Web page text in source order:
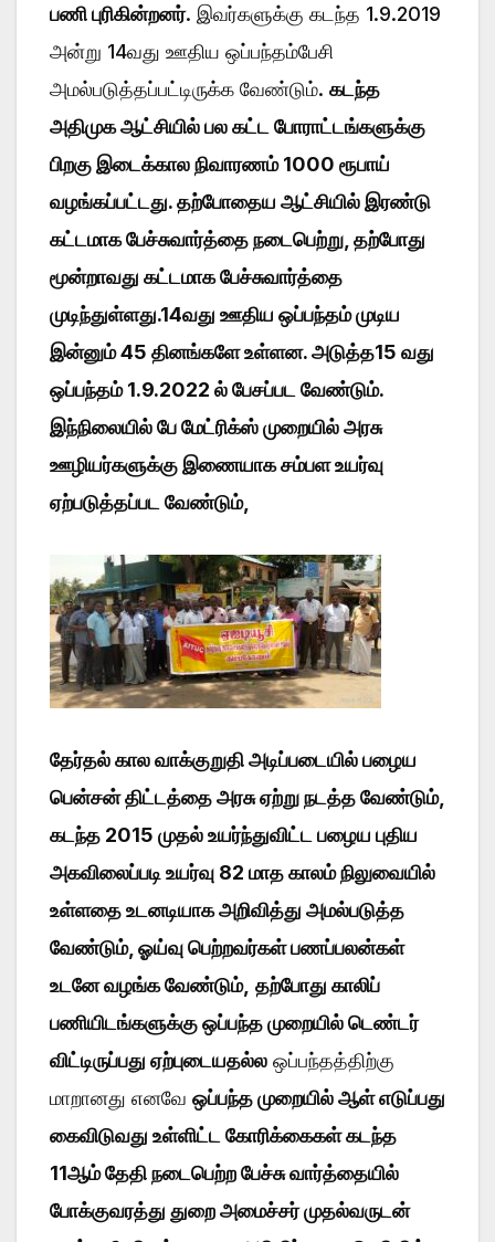
பணி புரிகின்றனர். இவர்களுக்கு கடந்த 1.9.2019
அன்று 14வது ஊதிய ஒப்பந்தம்பேசி
அமல்படுத்தப்பட்டிருக்க வேண்டும். கடந்த
அதிமுக ஆட்சியில் பல கட்ட போராட்டங்களுக்கு
பிறகு இடைக்கால நிவாரணம் 1000 ரூபாய்
வழங்கப்பட்டது. தற்போதைய ஆட்சியில் இரண்டு
கட்டமாக பேச்சுவார்த்தை நடைபெற்று, தற்போது
மூன்றாவது கட்டமாக பேச்சுவார்த்தை
முடிந்துள்ளது.14வது ஊதிய ஒப்பந்தம் முடிய
இன்னும் 45 தினங்களே உள்ளன. அடுத்த15 வது
ஒப்பந்தம் 1.9.2022 ல் பேசப்பட வேண்டும்.
இந்நிலையில் பே மேட்ரிக்ஸ் முறையில் அரசு
ஊழியர்களுக்கு இணையாக சம்பள உயர்வு
ஏற்படுத்தப்பட வேண்டும்,
தேர்தல் கால வாக்குறுதி அடிப்படையில் பழைய
பென்சன் திட்டத்தை அரசு ஏற்று நடத்த வேண்டும்,
கடந்த 2015 முதல் உயர்ந்துவிட்ட பழைய புதிய
அகவிலைப்படி உயர்வு 82 மாத காலம் நிலுவையில்
உள்ளதை உடனடியாக அறிவித்து அமல்படுத்த
வேண்டும், ஓய்வு பெற்றவர்கள் பணப்பலன்கள்
உடனே வழங்க வேண்டும், தற்போது காலிப்
பணியிடங்களுக்கு ஒப்பந்த முறையில் டெண்டர்
விட்டிருப்பது ஏற்புடையதல்ல ஒப்பந்தத்திற்கு
மாறானது எனவே ஒப்பந்த முறையில் ஆள் எடுப்பது
கைவிடுவது உள்ளிட்ட கோரிக்கைகள் கடந்த
11ஆம் தேதி நடைபெற்ற பேச்சு வார்த்தையில்
போக்குவரத்து துறை அமைச்சர் முதல்வருடன்